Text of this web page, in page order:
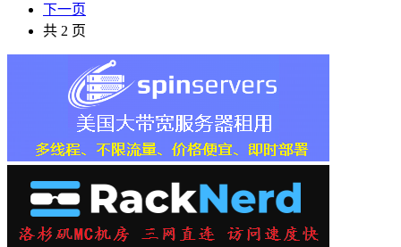
下一页
共 2 页